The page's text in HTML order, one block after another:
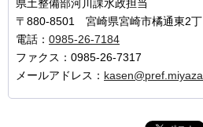
県土整備部河川課水政担当
〒880-8501 宮崎県宮崎市橘通東2
電話： 0985-26-7184
ファクス：0985-26-7317
メールアドレス：